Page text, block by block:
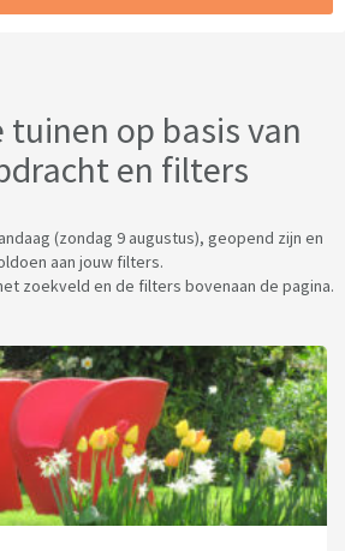
tuinen op basis van
en filters
(zondag 9 augustus), geopend zijn en
aan jouw filters.
zoekveld en de filters bovenaan de pagina.